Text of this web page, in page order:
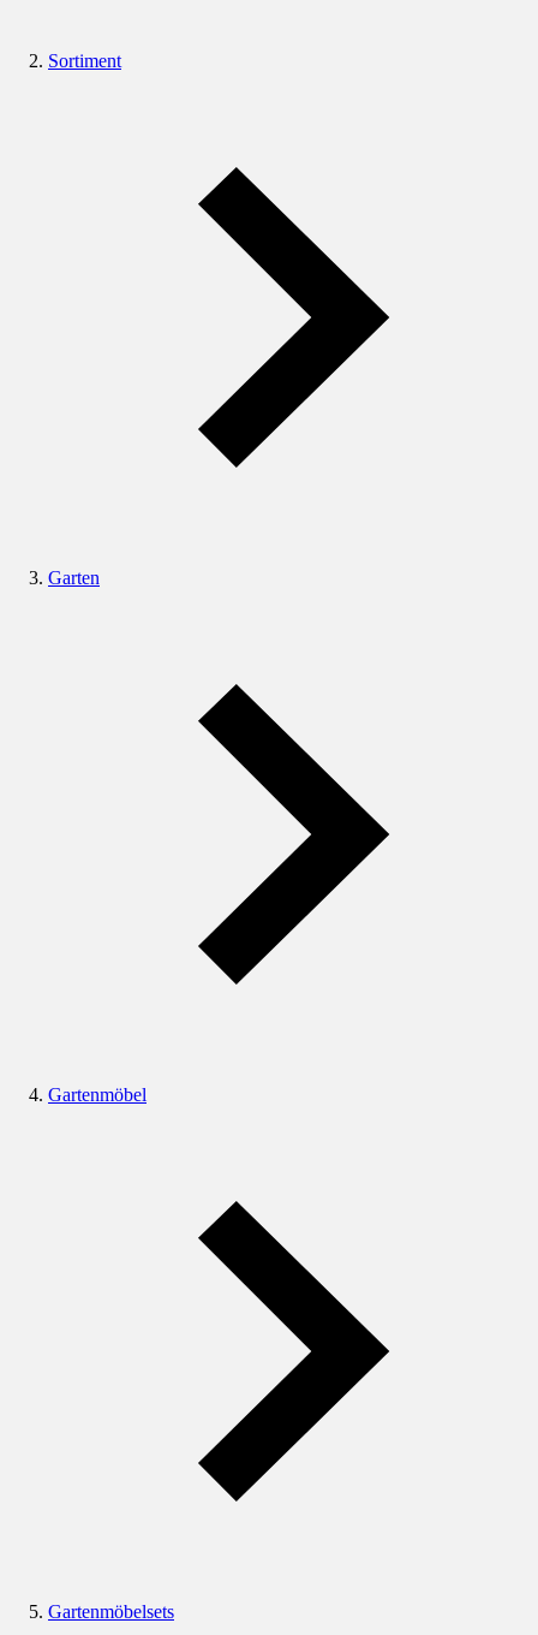
Sortiment
Garten
Gartenmöbel
Gartenmöbelsets